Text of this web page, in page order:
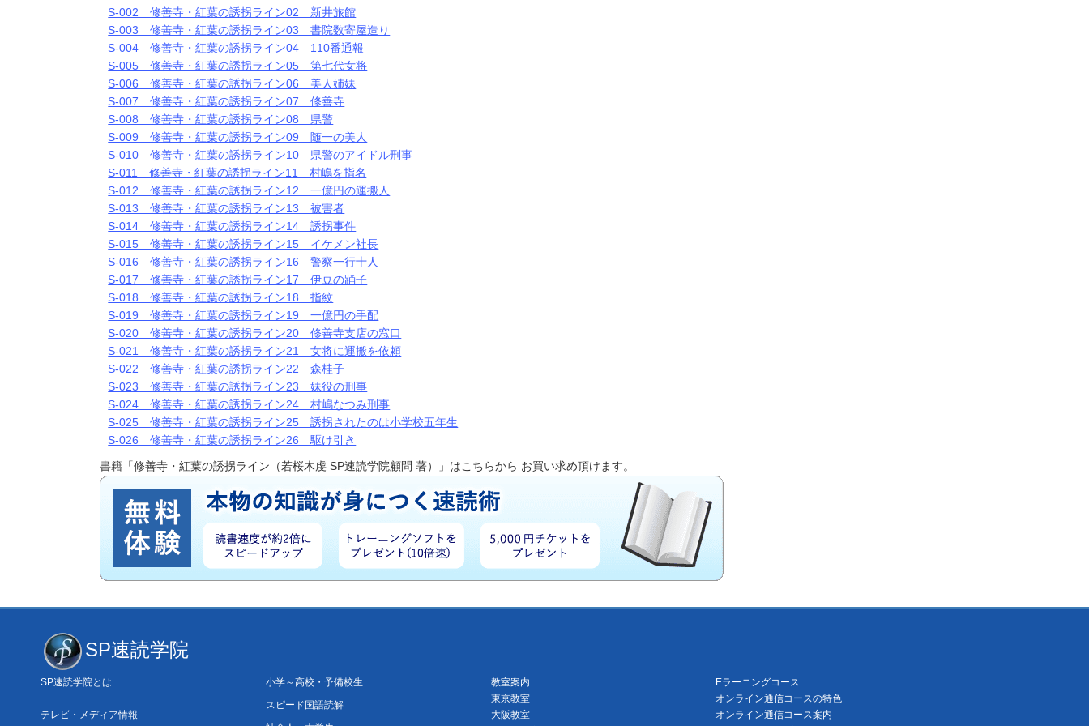
S-002 修善寺・紅葉の誘拐ライン02 新井旅館
S-003 修善寺・紅葉の誘拐ライン03 書院数寄屋造り
S-004 修善寺・紅葉の誘拐ライン04 110番通報
S-005 修善寺・紅葉の誘拐ライン05 第七代女将
S-006 修善寺・紅葉の誘拐ライン06 美人姉妹
S-007 修善寺・紅葉の誘拐ライン07 修善寺
S-008 修善寺・紅葉の誘拐ライン08 県警
S-009 修善寺・紅葉の誘拐ライン09 随一の美人
S-010 修善寺・紅葉の誘拐ライン10 県警のアイドル刑事
S-011 修善寺・紅葉の誘拐ライン11 村嶋を指名
S-012 修善寺・紅葉の誘拐ライン12 一億円の運搬人
S-013 修善寺・紅葉の誘拐ライン13 被害者
S-014 修善寺・紅葉の誘拐ライン14 誘拐事件
S-015 修善寺・紅葉の誘拐ライン15 イケメン社長
S-016 修善寺・紅葉の誘拐ライン16 警察一行十人
S-017 修善寺・紅葉の誘拐ライン17 伊豆の踊子
S-018 修善寺・紅葉の誘拐ライン18 指紋
S-019 修善寺・紅葉の誘拐ライン19 一億円の手配
S-020 修善寺・紅葉の誘拐ライン20 修善寺支店の窓口
S-021 修善寺・紅葉の誘拐ライン21 女将に運搬を依頼
S-022 修善寺・紅葉の誘拐ライン22 森桂子
S-023 修善寺・紅葉の誘拐ライン23 妹役の刑事
S-024 修善寺・紅葉の誘拐ライン24 村嶋なつみ刑事
S-025 修善寺・紅葉の誘拐ライン25 誘拐されたのは小学校五年生
S-026 修善寺・紅葉の誘拐ライン26 駆け引き
書籍「修善寺・紅葉の誘拐ライン（若桜木虔 SP速読学院顧問 著）」はこちらから お買い求め頂けます。
SP速読学院
SP速読学院とは
テレビ・メディア情報
小学～高校・予備校生
スピード国語読解
教室案内
東京教室
大阪教室
Eラーニングコース
オンライン通信コースの特色
オンライン通信コース案内